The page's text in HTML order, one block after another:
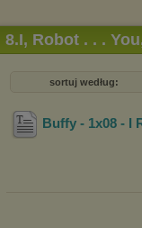
8.I, Robot . . .
sortuj według:
Buffy - 1x08 - I